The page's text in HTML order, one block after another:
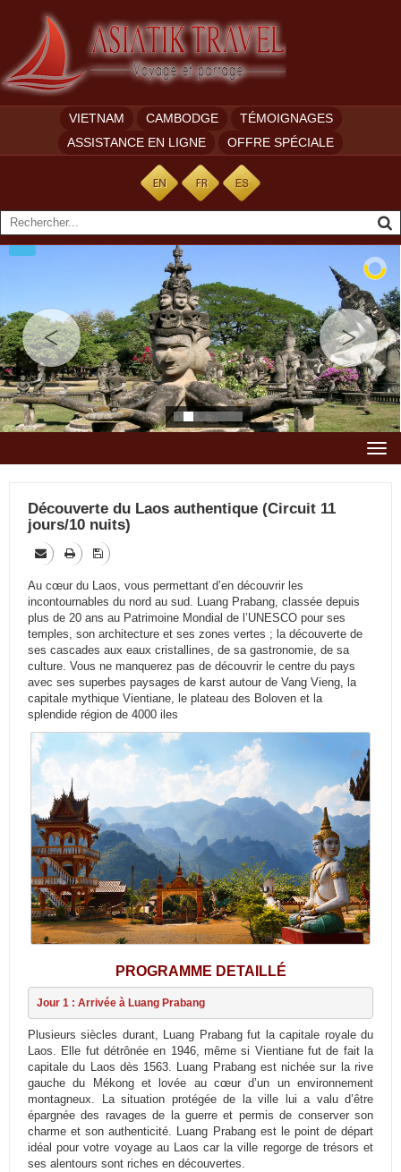
VIETNAM CAMBODGE
TÉMOIGNAGES
ASSISTANCE EN LIGNE
OFFRE SPÉCIALE
Découverte du Laos authentique (Circuit 11
jours/10 nuits)
Au cœur du Laos, vous permettant d’en découvrir les
incontournables du nord au sud. Luang Prabang, classée depuis
plus de 20 ans au Patrimoine Mondial de l’UNESCO pour ses
temples, son architecture et ses zones vertes ; la découverte de
ses cascades aux eaux cristallines, de sa gastronomie, de sa
culture. Vous ne manquerez pas de découvrir le centre du pays
avec ses superbes paysages de karst autour de Vang Vieng, la
capitale mythique Vientiane, le plateau des Boloven et la
splendide région de 4000 iles
PROGRAMME DETAILLÉ
Jour 1 : Arrivée à Luang Prabang
Plusieurs siècles durant, Luang Prabang fut la capitale royale du
Laos. Elle fut détrônée en 1946, même si Vientiane fut de fait la
capitale du Laos dès 1563. Luang Prabang est nichée sur la rive
gauche du Mékong et lovée au cœur d’un un environnement
montagneux. La situation protégée de la ville lui a valu d’être
épargnée des ravages de la guerre et permis de conserver son
charme et son authenticité. Luang Prabang est le point de départ
idéal pour votre voyage au Laos car la ville regorge de trésors et
ses alentours sont riches en découvertes.